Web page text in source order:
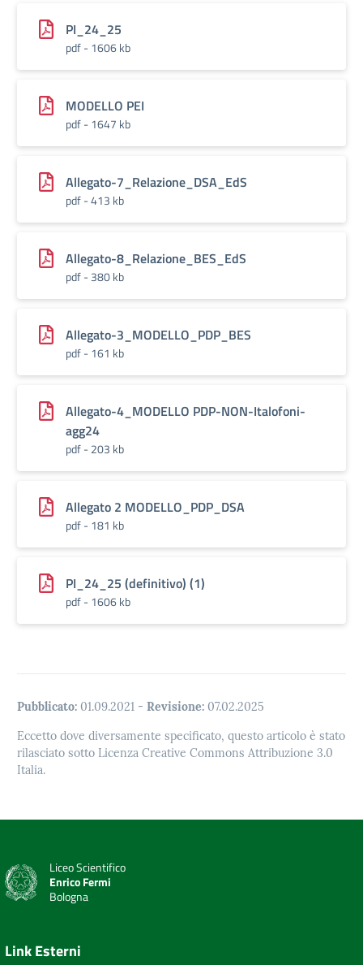
PI_24_25
pdf - 1606 kb
MODELLO PEI
pdf - 1647 kb
Allegato-7_Relazione_DSA_EdS
pdf - 413 kb
Allegato-8_Relazione_BES_EdS
pdf - 380 kb
Allegato-3_MODELLO_PDP_BES
pdf - 161 kb
Allegato-4_MODELLO PDP-NON-Italofoni-
agg24
pdf - 203 kb
Allegato 2 MODELLO_PDP_DSA
pdf - 181 kb
PI_24_25 (definitivo) (1)
pdf - 1606 kb
Pubblicato: 01.09.2021 - Revisione: 07.02.2025
Eccetto dove diversamente specificato, questo articolo è stato
rilasciato sotto Licenza Creative Commons Attribuzione 3.0
Italia.
Liceo Scientifico
Enrico Fermi
Bologna
Link Esterni